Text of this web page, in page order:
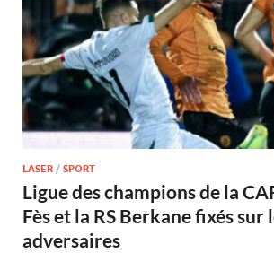
LASER / SPORT
Ligue des champions de la
Fès et la RS Berkane fixés sur
adversaires